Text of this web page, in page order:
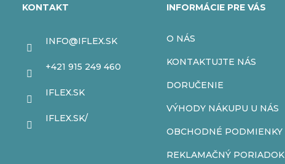
KONTAKT
INFO@IFLEX.SK
+421 915 249 460
IFLEX.SK
IFLEX.SK/
INFORMÁCIE PRE VÁS
O NÁS
KONTAKTUJTE NÁS
DORUČENIE
VÝHODY NÁKUPU U NÁS
OBCHODNÉ PODMIENKY
REKLAMAČNÝ PORIADOK